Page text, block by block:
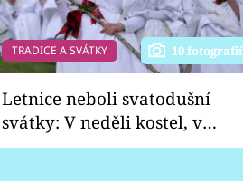
TRADICE A SVÁTKY 10 fotografií
Letnice neboli svatodušní
svátky: V neděli kostel, v
pondělí zábava